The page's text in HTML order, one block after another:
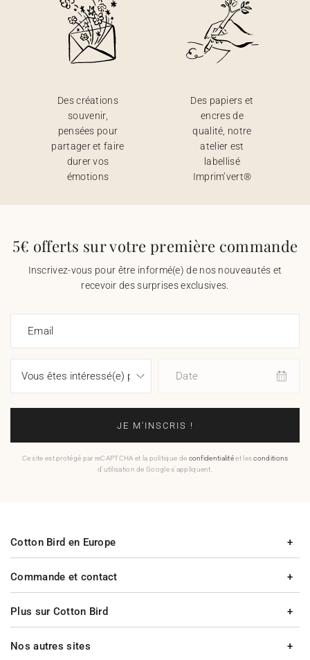
Des créations
souvenir,
pensées pour
partager et faire
durer vos
émotions
Des papiers et
encres de
qualité, notre
atelier est
labellisé
Imprim’vert®
5€ offerts sur votre première commande
Inscrivez-vous pour être informé(e) de nos nouveautés et
recevoir des surprises exclusives.
Email
Date
JE M'INSCRIS !
Ce site est protégé par reCAPTCHA et la politique de confidentialitéet lesconditions
d'utilisation de Google s'appliquent.
Commande et contact
Plus sur Cotton Bird
Cotton Bird en Europe
Nos autres sites